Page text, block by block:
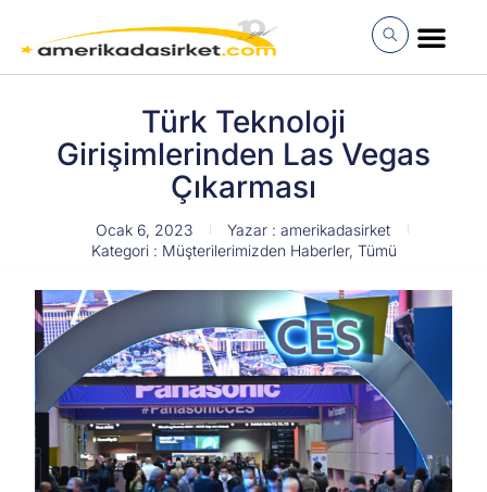
atla
Türk Teknoloji
Girişimlerinden Las Vegas
Çıkarması
Ocak 6, 2023 Yazar : amerikadasirket
Kategori : Müşterilerimizden Haberler, Tümü